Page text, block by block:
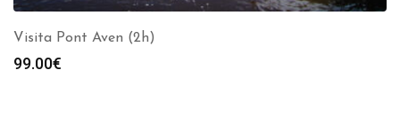
Visita Pont Aven (2h)
99.00€